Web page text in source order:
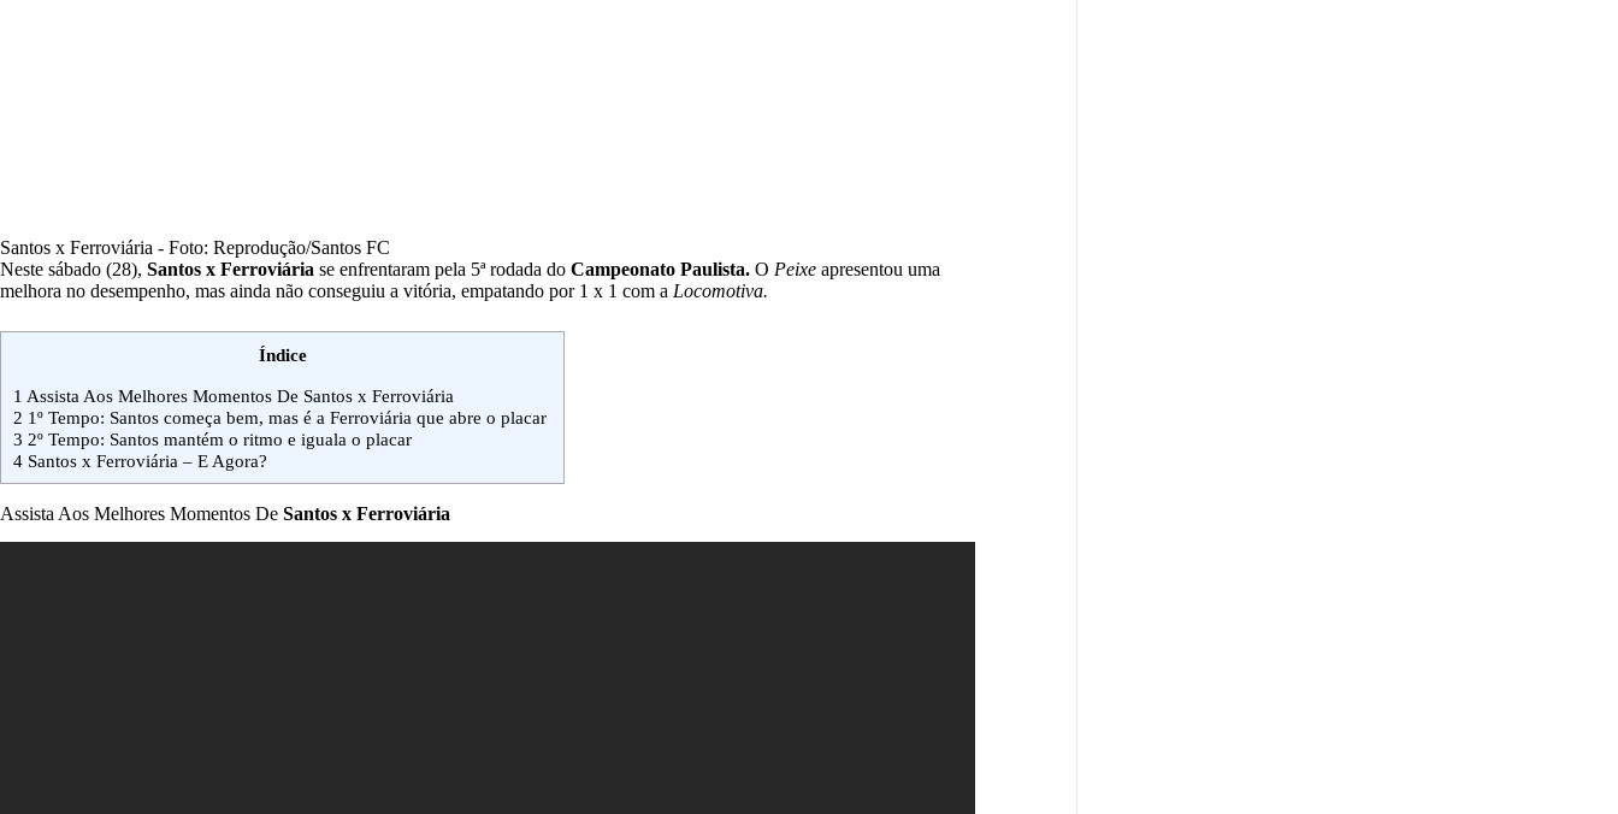
Santos x Ferroviária - Foto: Reprodução/Santos FC
Neste sábado (28), Santos x Ferroviária se enfrentaram pela 5ª rodada do Campeonato Paulista. O Peixe apresentou uma
melhora no desempenho, mas ainda não conseguiu a vitória, empatando por 1 x 1 com a Locomotiva.
Índice
1 Assista Aos Melhores Momentos De Santos x Ferroviária
2 1º Tempo: Santos começa bem, mas é a Ferroviária que abre o placar
3 2º Tempo: Santos mantém o ritmo e iguala o placar
4 Santos x Ferroviária – E Agora?
Assista Aos Melhores Momentos De Santos x Ferroviária